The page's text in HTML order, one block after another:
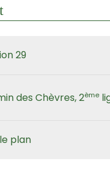
29
des Chèvres, 2ème
plan